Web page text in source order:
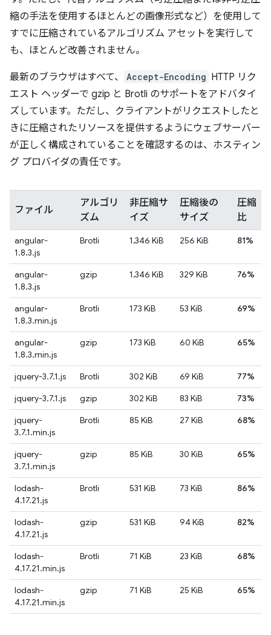
縮の手法を使用するほとんどの画像形式など）を使用して
すでに圧縮されているアルゴリズム アセットを実行して
も、ほとんど改善されません。
最新のブラウザはすべて、 Accept-Encoding HTTP リク
エスト ヘッダーで gzip と Brotli のサポートをアドバタイ
ズしています。ただし、クライアントがリクエストしたと
きに圧縮されたリソースを提供するようにウェブサーバー
が正しく構成されていることを確認するのは、ホスティン
グ プロバイダの責任です。
ファイル
アルゴリ
ズム
非圧縮サ
イズ
圧縮後の
サイズ
圧縮
比
angular-
1.8.3.js
Brotli 1,346 KiB 256 KiB 81%
angular-
1.8.3.js
gzip 1,346 KiB 329 KiB 76%
angular-
1.8.3.min.js
Brotli 173 KiB 53 KiB 69%
angular-
1.8.3.min.js
gzip 173 KiB 60 KiB 65%
jquery-3.7.1.js Brotli 302 KiB 69 KiB
77%
jquery-3.7.1.js
gzip 302 KiB 83 KiB
73%
jquery-
3.7.1.min.js
Brotli 85 KiB 27 KiB 68%
jquery-
3.7.1.min.js
gzip 85 KiB 30 KiB 65%
lodash-
4.17.21.js
Brotli 531 KiB 73 KiB 86%
lodash-
4.17.21.js
gzip 531 KiB 94 KiB 82%
lodash-
4.17.21.min.js
Brotli 71 KiB 23 KiB 68%
lodash-
4.17.21.min.js
gzip 71 KiB 25 KiB 65%